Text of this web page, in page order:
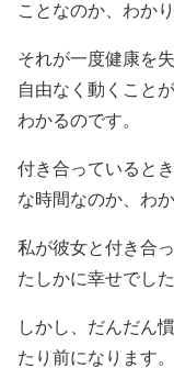
ことなのか、わかり
それが一度健康を
自由なく動くこと
わかるのです。
付き合っていると
な時間なのか、わ
私が彼女と付き合
たしかに幸せでした
しかし、だんだん
たり前になります。